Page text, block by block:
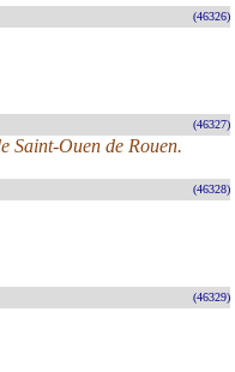
(46326)
(46327)
Saint-Ouen de Rouen.
(46328)
(46329)